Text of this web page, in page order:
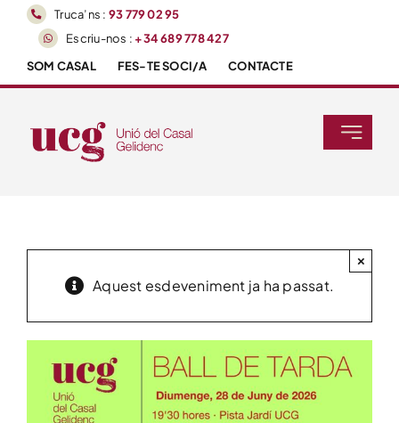
Skip
content
Truca’ns : 93 779 02 95
Escriu-nos : +34 689 778 427
SOM CASAL
FES-TE SOCI/A CONTACTE
Toggle
Activitats
Entrades
Aquest esdeveniment ja ha passat.
×